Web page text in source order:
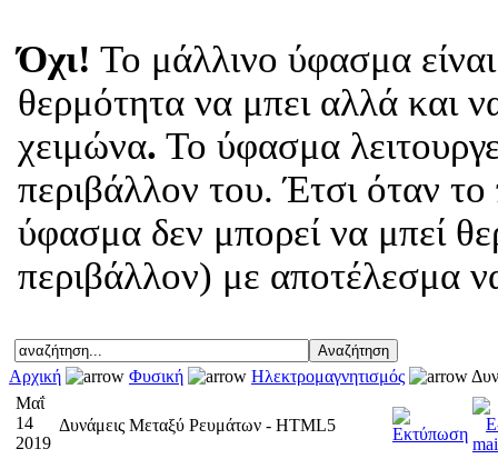
Όχι! Το μάλλινο ύφασμα
θερμότητα να μπει αλλά και
χειμώνα. Το ύφασμα
περιβάλλον του. Έτσι όταν το
ύφασμα δεν μπορεί να μπεί
περιβάλλον) με αποτέλεσμα
Αρχική Φυσική Ηλεκτρομαγνητισμός
Μαΐ
14
2019
Δυνάμεις Μεταξύ Ρευμάτων - HTML5